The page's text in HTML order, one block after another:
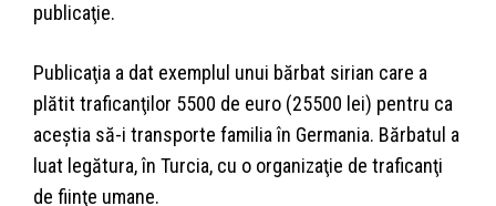
publicaţie.
Publicaţia a dat exemplul unui bărbat sirian care a
plătit traficanţilor 5500 de euro (25500 lei) pentru ca
aceştia să-i transporte familia în Germania. Bărbatul a
luat legătura, în Turcia, cu o organizaţie de traficanţi
de fiinţe umane.